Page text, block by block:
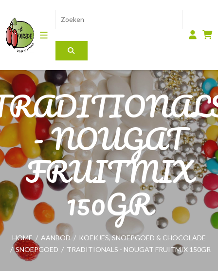
- NOUGAT
FRUITMIX
150GR
HOME / AANBOD / KOEKJES, SNOEPGOED & CHOCOLADE
/ SNOEPGOED / TRADITIONALS - NOUGAT FRUITMIX 150GR